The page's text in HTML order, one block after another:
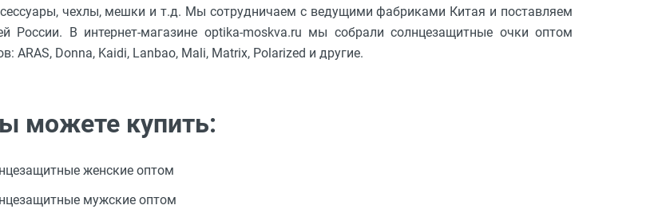
чехлы, мешки и т.д. Мы сотрудничаем с ведущими фабриками Китая и поставляем
России. В интернет-магазине optika-moskva.ru мы собрали солнцезащитные очки оптом
ARAS, Donna, Kaidi, Lanbao, Mali, Matrix, Polarized и другие.
можете купить:
женские оптом
мужские оптом